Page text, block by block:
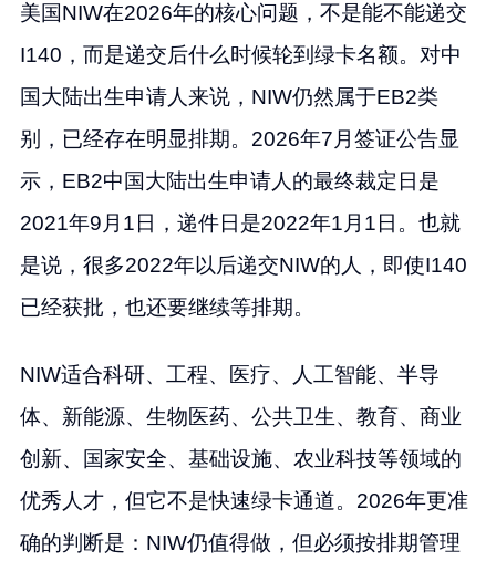
美国NIW在2026年的核心问题，不是能不能递交
I140，而是递交后什么时候轮到绿卡名额。对中
国大陆出生申请人来说，NIW仍然属于EB2类
别，已经存在明显排期。2026年7月签证公告显
示，EB2中国大陆出生申请人的最终裁定日是
2021年9月1日，递件日是2022年1月1日。也就
是说，很多2022年以后递交NIW的人，即使I140
已经获批，也还要继续等排期。
NIW适合科研、工程、医疗、人工智能、半导
体、新能源、生物医药、公共卫生、教育、商业
创新、国家安全、基础设施、农业科技等领域的
优秀人才，但它不是快速绿卡通道。2026年更准
确的判断是：NIW仍值得做，但必须按排期管理